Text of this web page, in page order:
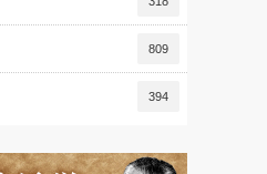
809
394